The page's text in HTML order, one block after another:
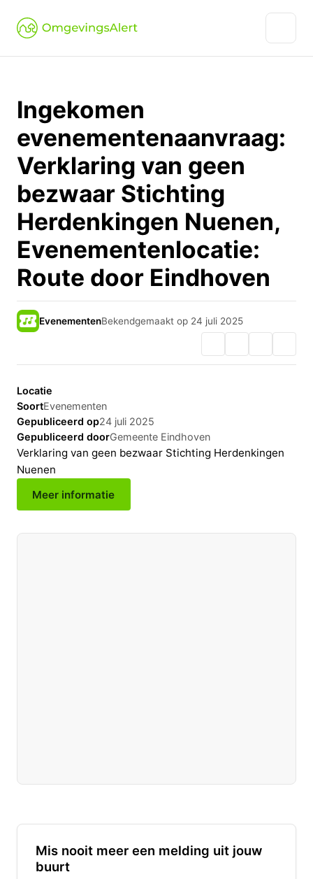
Ingekomen
evenementenaanvraag:
Verklaring van geen
bezwaar Stichting
Herdenkingen Nuenen,
Evenementenlocatie:
Route door Eindhoven
EvenementenBekendgemaakt op 24 juli 2025
Locatie
SoortEvenementen
Gepubliceerd op24 juli 2025
Gepubliceerd doorGemeente Eindhoven
Verklaring van geen bezwaar Stichting Herdenkingen
Nuenen
Meer informatie
Mis nooit meer een melding uit jouw
buurt